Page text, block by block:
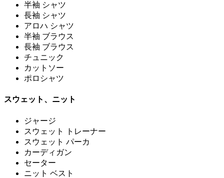
半袖 シャツ
長袖 シャツ
アロハ シャツ
半袖 ブラウス
長袖 ブラウス
チュニック
カットソー
ポロシャツ
スウェット、ニット
ジャージ
スウェット トレーナー
スウェット パーカ
カーディガン
セーター
ニット ベスト